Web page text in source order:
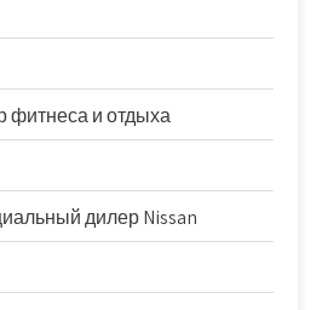
фитнеса и отдыха
дилер Nissan